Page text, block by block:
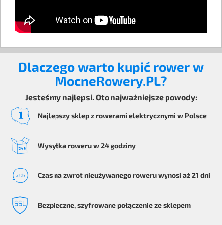
Dlaczego warto kupić rower w
MocneRowery.PL?
Jesteśmy najlepsi. Oto najważniejsze powody:
Najlepszy sklep z rowerami elektrycznymi w Polsce
Wysyłkaroweruw 24 godziny
Czas na zwrotnieużywanego roweruwynosi aż 21 dni
Bezpieczne, szyfrowanepołączenie ze sklepem